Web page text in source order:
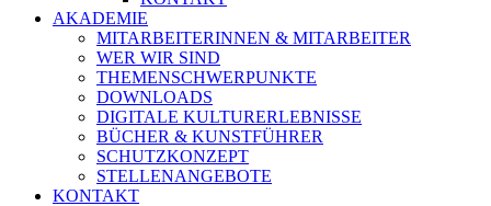
AKADEMIE
MITARBEITERINNEN & MITARBEITER
WER WIR SIND
THEMENSCHWERPUNKTE
DOWNLOADS
DIGITALE KULTURERLEBNISSE
BÜCHER & KUNSTFÜHRER
SCHUTZKONZEPT
STELLENANGEBOTE
KONTAKT